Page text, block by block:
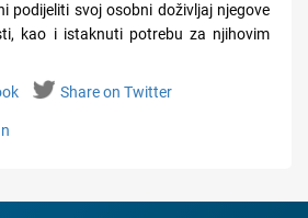
podijeliti svoj osobni doživljaj njegove
kao i istaknuti potrebu za njihovim
Share on Twitter